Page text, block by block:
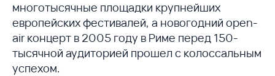
многотысячные площадки крупнейших
европейских фестивалей, а новогодний open-
air концерт в 2005 году в Риме перед 150-
тысячной аудиторией прошел с колоссальным
успехом.